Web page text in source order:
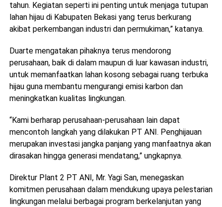
tahun. Kegiatan seperti ini penting untuk menjaga tutupan
lahan hijau di Kabupaten Bekasi yang terus berkurang
akibat perkembangan industri dan permukiman,” katanya.
Duarte mengatakan pihaknya terus mendorong
perusahaan, baik di dalam maupun di luar kawasan industri,
untuk memanfaatkan lahan kosong sebagai ruang terbuka
hijau guna membantu mengurangi emisi karbon dan
meningkatkan kualitas lingkungan.
“Kami berharap perusahaan-perusahaan lain dapat
mencontoh langkah yang dilakukan PT ANI. Penghijauan
merupakan investasi jangka panjang yang manfaatnya akan
dirasakan hingga generasi mendatang,” ungkapnya.
Direktur Plant 2 PT ANI, Mr. Yagi San, menegaskan
komitmen perusahaan dalam mendukung upaya pelestarian
lingkungan melalui berbagai program berkelanjutan yang